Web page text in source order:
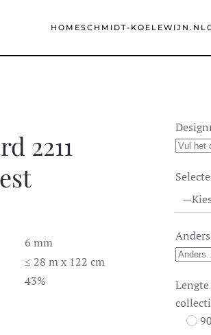
HOMESCHMIDT-KOELEWIJN.NL
2211
6 mm
≤ 28 m x 122 cm
43%